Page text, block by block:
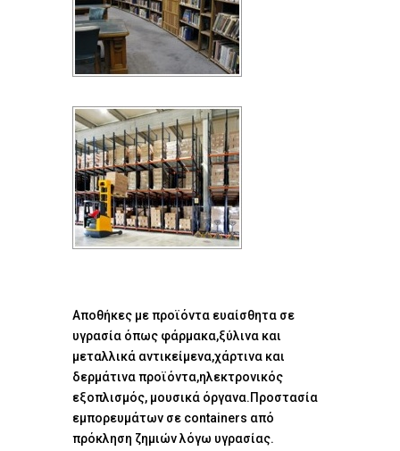
Αποθήκες με προϊόντα ευαίσθητα σε
υγρασία όπως φάρμακα,ξύλινα και
μεταλλικά αντικείμενα,χάρτινα και
δερμάτινα προϊόντα,ηλεκτρονικός
εξοπλισμός, μουσικά όργανα.Προστασία
εμπορευμάτων σε containers από
πρόκληση ζημιών λόγω υγρασίας.